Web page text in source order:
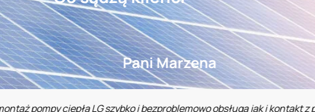
Pani Marzena
ciepła LG szybko i bezproblemowo obsługa jak i kontakt z